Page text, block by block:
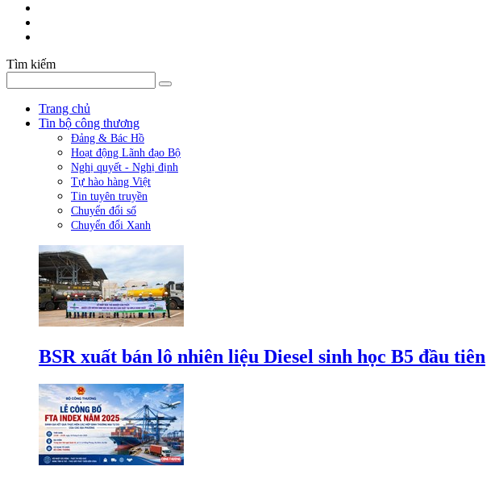
Tìm kiếm
Trang chủ
Tin bộ công thương
Đảng & Bác Hồ
Hoạt động Lãnh đạo Bộ
Nghị quyết - Nghị định
Tự hào hàng Việt
Tin tuyên truyền
Chuyển đổi số
Chuyển đổi Xanh
BSR xuất bán lô nhiên liệu Diesel sinh học B5 đầu tiên